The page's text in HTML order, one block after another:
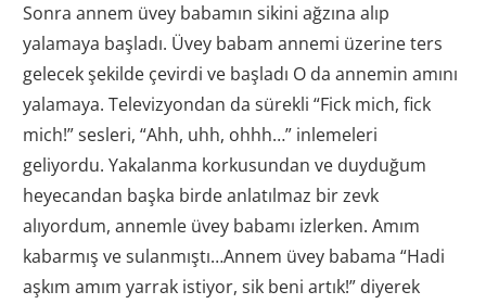
Sonra annem üvey babamın sikini ağzına alıp
yalamaya başladı. Üvey babam annemi üzerine ters
gelecek şekilde çevirdi ve başladı O da annemin amını
yalamaya. Televizyondan da sürekli “Fick mich, fick
mich!” sesleri, “Ahh, uhh, ohhh…” inlemeleri
geliyordu. Yakalanma korkusundan ve duyduğum
heyecandan başka birde anlatılmaz bir zevk
alıyordum, annemle üvey babamı izlerken. Amım
kabarmış ve sulanmıştı…Annem üvey babama “Hadi
aşkım amım yarrak istiyor, sik beni artık!” diyerek